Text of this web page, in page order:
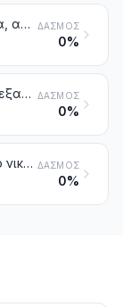
Πλάκες, ταινίες και φύλλα, από νικέλιο ΔΑΣΜΌΣ
0%
Σωλήνες κάθε είδους και εξαρτήματα σωληνώσεων (π.χ. σύνδεσμοι, γωνίες, περιβλήματα), από νικέλιο ΔΑΣΜΌΣ
0%
Άλλα τεχνουργήματα από νικέλιο ΔΑΣΜΌΣ
0%